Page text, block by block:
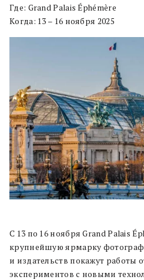
Где: Grand Palais Éphémère
Когда: 13 – 16 ноября 2025
С 13 по 16 ноября Grand Palais
крупнейшую ярмарку
и издательств покажут работы
экспериментов с новыми